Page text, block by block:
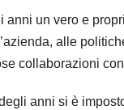
un vero e
alle
collaborazioni
anni si è